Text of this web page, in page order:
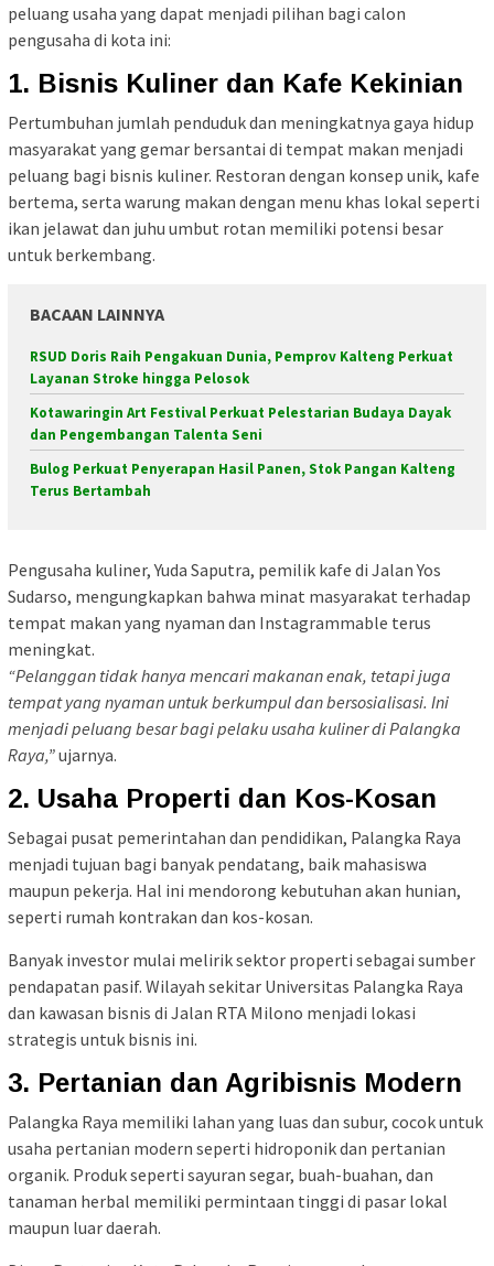
peluang usaha yang dapat menjadi pilihan bagi calon
pengusaha di kota ini:
1. Bisnis Kuliner dan Kafe Kekinian
Pertumbuhan jumlah penduduk dan meningkatnya gaya hidup
masyarakat yang gemar bersantai di tempat makan menjadi
peluang bagi bisnis kuliner. Restoran dengan konsep unik, kafe
bertema, serta warung makan dengan menu khas lokal seperti
ikan jelawat dan juhu umbut rotan memiliki potensi besar
untuk berkembang.
BACAAN LAINNYA
RSUD Doris Raih Pengakuan Dunia, Pemprov Kalteng Perkuat
Layanan Stroke hingga Pelosok
Kotawaringin Art Festival Perkuat Pelestarian Budaya Dayak
dan Pengembangan Talenta Seni
Bulog Perkuat Penyerapan Hasil Panen, Stok Pangan Kalteng
Terus Bertambah
Pengusaha kuliner, Yuda Saputra, pemilik kafe di Jalan Yos
Sudarso, mengungkapkan bahwa minat masyarakat terhadap
tempat makan yang nyaman dan Instagrammable terus
meningkat.
“Pelanggan tidak hanya mencari makanan enak, tetapi juga
tempat yang nyaman untuk berkumpul dan bersosialisasi. Ini
menjadi peluang besar bagi pelaku usaha kuliner di Palangka
Raya,”ujarnya.
2. Usaha Properti dan Kos-Kosan
Sebagai pusat pemerintahan dan pendidikan, Palangka Raya
menjadi tujuan bagi banyak pendatang, baik mahasiswa
maupun pekerja. Hal ini mendorong kebutuhan akan hunian,
seperti rumah kontrakan dan kos-kosan.
Banyak investor mulai melirik sektor properti sebagai sumber
pendapatan pasif. Wilayah sekitar Universitas Palangka Raya
dan kawasan bisnis di Jalan RTA Milono menjadi lokasi
strategis untuk bisnis ini.
3. Pertanian dan Agribisnis Modern
Palangka Raya memiliki lahan yang luas dan subur, cocok untuk
usaha pertanian modern seperti hidroponik dan pertanian
organik. Produk seperti sayuran segar, buah-buahan, dan
tanaman herbal memiliki permintaan tinggi di pasar lokal
maupun luar daerah.